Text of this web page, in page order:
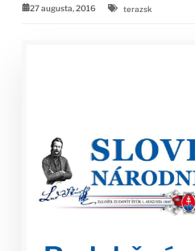
27 augusta, 2016 terazsk